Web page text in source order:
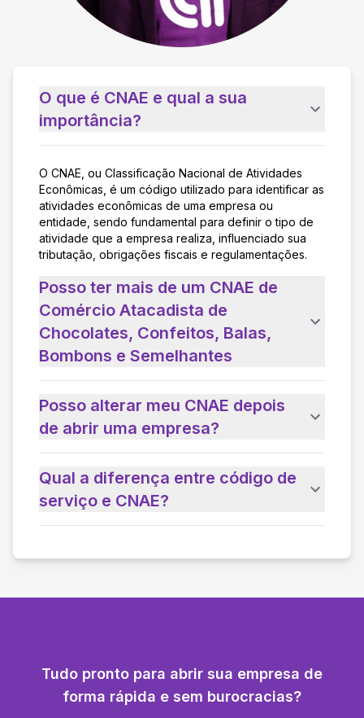
O que é CNAE e qual a sua
importância?
O CNAE, ou Classificação Nacional de Atividades
Econômicas, é um código utilizado para identificar as
atividades econômicas de uma empresa ou
entidade, sendo fundamental para definir o tipo de
atividade que a empresa realiza, influenciado sua
tributação, obrigações fiscais e regulamentações.
Posso ter mais de um CNAE de
Comércio Atacadista de
Chocolates, Confeitos, Balas,
Bombons e Semelhantes
Posso alterar meu CNAE depois
de abrir uma empresa?
Qual a diferença entre código de
serviço e CNAE?
Tudo pronto para abrir sua empresa de
forma rápida e sem burocracias?